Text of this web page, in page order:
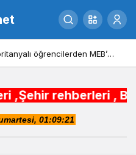
öğrencilerden MEB’e
rehberleri ,
0 Paylaş